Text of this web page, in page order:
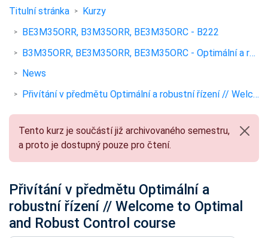
Titulní stránka
Kurzy
BE3M35ORR, B3M35ORR, BE3M35ORC - B222
B3M35ORR, BE3M35ORR, BE3M35ORC - Optimální a robustní řízení, Optimal and robust control
News
Přivítání v předmětu Optimální a robustní řízení // Welcome to Optimal and Robust Control course
Tento kurz je součástí již archivovaného semestru,
a proto je dostupný pouze pro čtení.
Přivítání v předmětu Optimální a
robustní řízení // Welcome to Optimal
and Robust Control course